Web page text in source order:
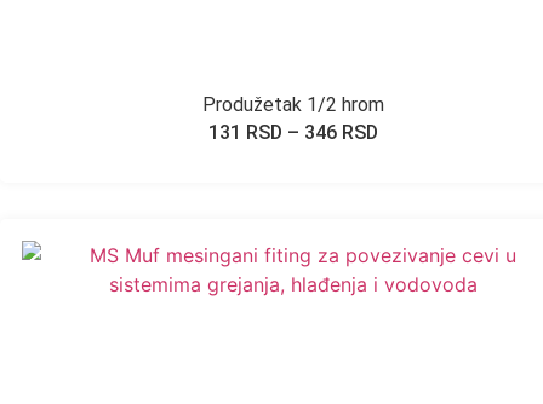
Produžetak 1/2 hrom
131 RSD – 346 RSD